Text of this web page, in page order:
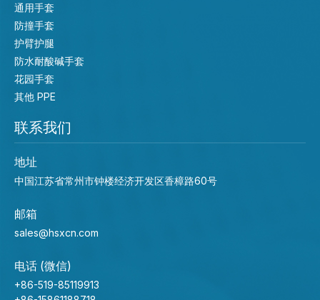
通用手套
防撞手套
护臂护腿
防水耐酸碱手套
花园手套
其他 PPE
联系我们
地址
中国江苏省常州市钟楼经济开发区香樟路60号
邮箱
sales@hsxcn.com
电话 (微信)
+86-519-85119913